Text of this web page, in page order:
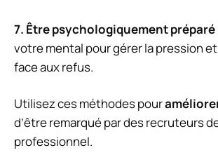
7. Être psychologiquement préparé
votre mental pour gérer la pression
face aux refus.
Utilisez ces méthodes pour
d’être remarqué par des recruteurs
professionnel.